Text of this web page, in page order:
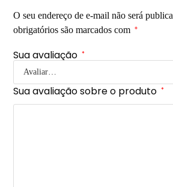
O seu endereço de e-mail não será
obrigatórios são marcados com
*
Sua avaliação *
Sua avaliação sobre o produto *